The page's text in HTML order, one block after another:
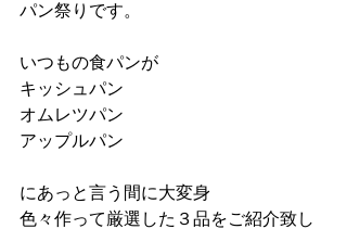
パン祭りです。
いつもの食パンが
キッシュパン
オムレツパン
アップルパン
にあっと言う間に大変身
色々作って厳選した３品をご紹介致し